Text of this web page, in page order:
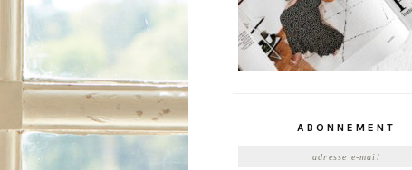
ABONNEMENT